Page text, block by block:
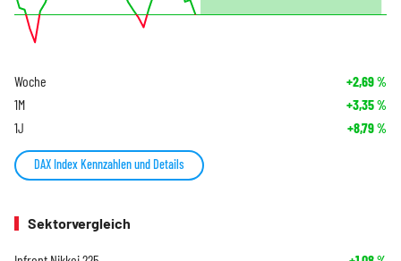
Woche +2,69%
1M +3,35%
1J +8,79%
DAX Index Kennzahlen und Details
Sektorvergleich